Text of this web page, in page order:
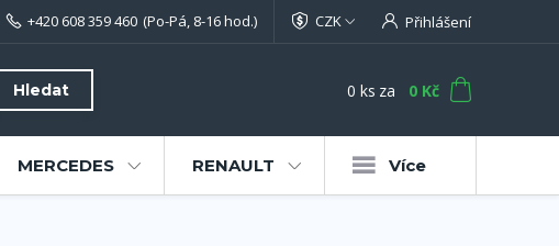
CZK Přihlášení
Hledat
+420 608 359 460 (Po-Pá, 8-16 hod.)
0 ks za 0 Kč
MERCEDES RENAULT Více